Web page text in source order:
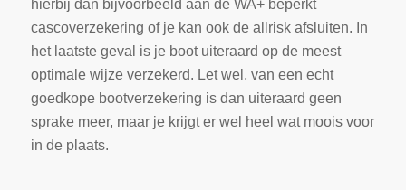
hierbij dan bijvoorbeeld aan de WA+ beperkt
cascoverzekering of je kan ook de allrisk afsluiten. In
het laatste geval is je boot uiteraard op de meest
optimale wijze verzekerd. Let wel, van een echt
goedkope bootverzekering is dan uiteraard geen
sprake meer, maar je krijgt er wel heel wat moois voor
in de plaats.